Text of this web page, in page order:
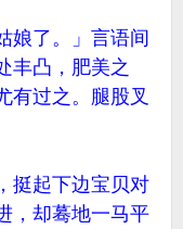
娘了。」言语间
丰凸，肥美之
有过之。腿股叉
挺起下边宝贝对
，却蓦地一马平